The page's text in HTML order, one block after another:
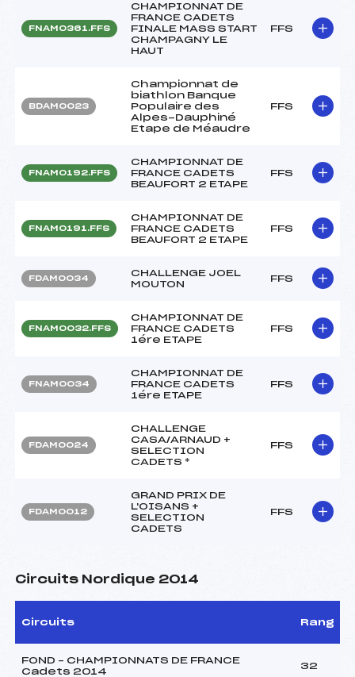
FNAM0361.FFS
CHAMPIONNAT DE
FRANCE CADETS
FINALE MASS START
CHAMPAGNY LE
HAUT
FFS
BDAM0023
Championnat de
biathlon Banque
Populaire des
Alpes-Dauphiné
Etape de Méaudre
FFS
FNAM0192.FFS
CHAMPIONNAT DE
FRANCE CADETS
BEAUFORT 2 ETAPE
FFS
FNAM0191.FFS
CHAMPIONNAT DE
FRANCE CADETS
BEAUFORT 2 ETAPE
FFS
FDAM0034
CHALLENGE JOEL
MOUTON
FFS
FNAM0032.FFS
CHAMPIONNAT DE
FRANCE CADETS
1ére ETAPE
FFS
FNAM0034
CHAMPIONNAT DE
FRANCE CADETS
1ére ETAPE
FFS
FDAM0024
CHALLENGE
CASA/ARNAUD +
SELECTION
CADETS *
FFS
FDAM0012
GRAND PRIX DE
L'OISANS +
SELECTION
CADETS
FFS
Circuits Nordique 2014
Circuits Rang
FOND – CHAMPIONNATS DE FRANCE
Cadets 2014
32